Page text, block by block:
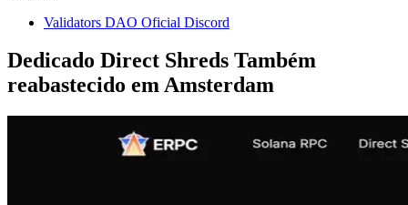
Validators DAO Oficial Discord
Dedicado Direct Shreds Também
reabastecido em Amsterdam